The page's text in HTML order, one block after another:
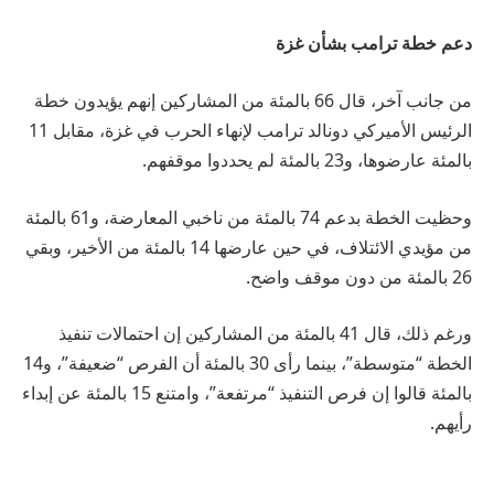
دعم خطة ترامب بشأن غزة
من جانب آخر، قال 66 بالمئة من المشاركين إنهم يؤيدون خطة
الرئيس الأميركي دونالد ترامب لإنهاء الحرب في غزة، مقابل 11
بالمئة عارضوها، و23 بالمئة لم يحددوا موقفهم.
وحظيت الخطة بدعم 74 بالمئة من ناخبي المعارضة، و61 بالمئة
من مؤيدي الائتلاف، في حين عارضها 14 بالمئة من الأخير، وبقي
26 بالمئة من دون موقف واضح.
ورغم ذلك، قال 41 بالمئة من المشاركين إن احتمالات تنفيذ
الخطة “متوسطة”، بينما رأى 30 بالمئة أن الفرص “ضعيفة”، و14
بالمئة قالوا إن فرص التنفيذ “مرتفعة”، وامتنع 15 بالمئة عن إبداء
رأيهم.